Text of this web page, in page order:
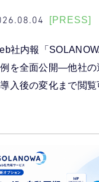
[PRESS]
社内報「
を全面公開―他社の
入後の変化まで閲覧